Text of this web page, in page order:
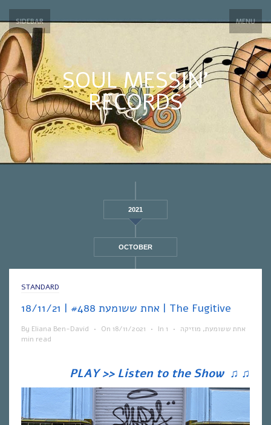
SIDEBAR MENU
SOUL MESSIN’
RECORDS
2021
OCTOBER
STANDARD
אחת ששומעת #488 | 18/11/21 | The Fugitive
By Eliana Ben-David • On 18/11/2021 • In אחת ששומעת, מוזיקה •
1
min read
♫
♫
PLAY >> Listen to the Show